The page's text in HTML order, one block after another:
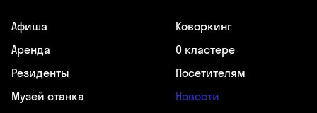
Афиша
Аренда
Резиденты
Музей станка
Коворкинг
О кластере
Посетителям
Новости